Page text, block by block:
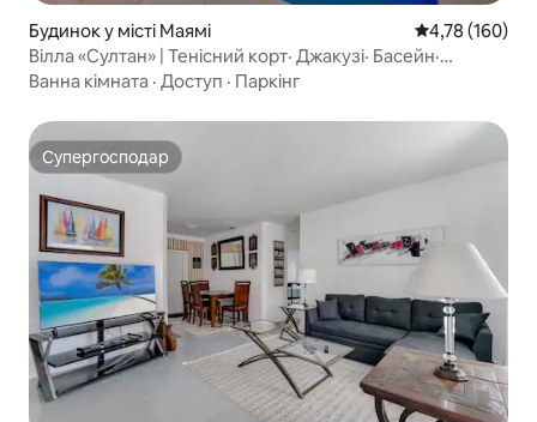
Будинок у місті Маямі Середня
4,78 (160)
Вілла «Султан» | Тенісний корт· Джакузі· Басейн·
Барбекю
Ванна кімната · Доступ · Паркінг
Супергосподар
Супергосподар